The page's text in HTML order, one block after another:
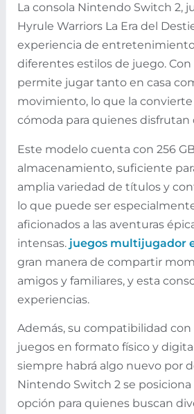
La consola Nintendo Switch 2,
Hyrule Warriors La Era del
experiencia de
diferentes estilos de juego.
permite jugar tanto en casa
movimiento, lo que la
cómoda para quienes disfrutan
Este modelo cuenta con 256
almacenamiento, suficiente
amplia variedad de títulos y
lo que puede ser
aficionados a las aventuras
intensas. juegos multijugador
gran manera de compartir
amigos y familiares, y esta
experiencias.
Además, su compatibilidad
juegos en formato físico y
siempre habrá algo nuevo por
Nintendo Switch 2 se
opción para quienes buscan